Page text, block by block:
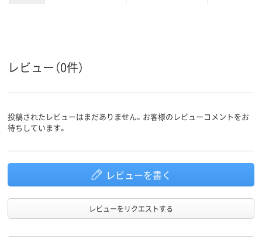
レビュー（0件）
投稿されたレビューはまだありません。お客様のレビューコメントをお
待ちしています。
レビューを書く
レビューをリクエストする